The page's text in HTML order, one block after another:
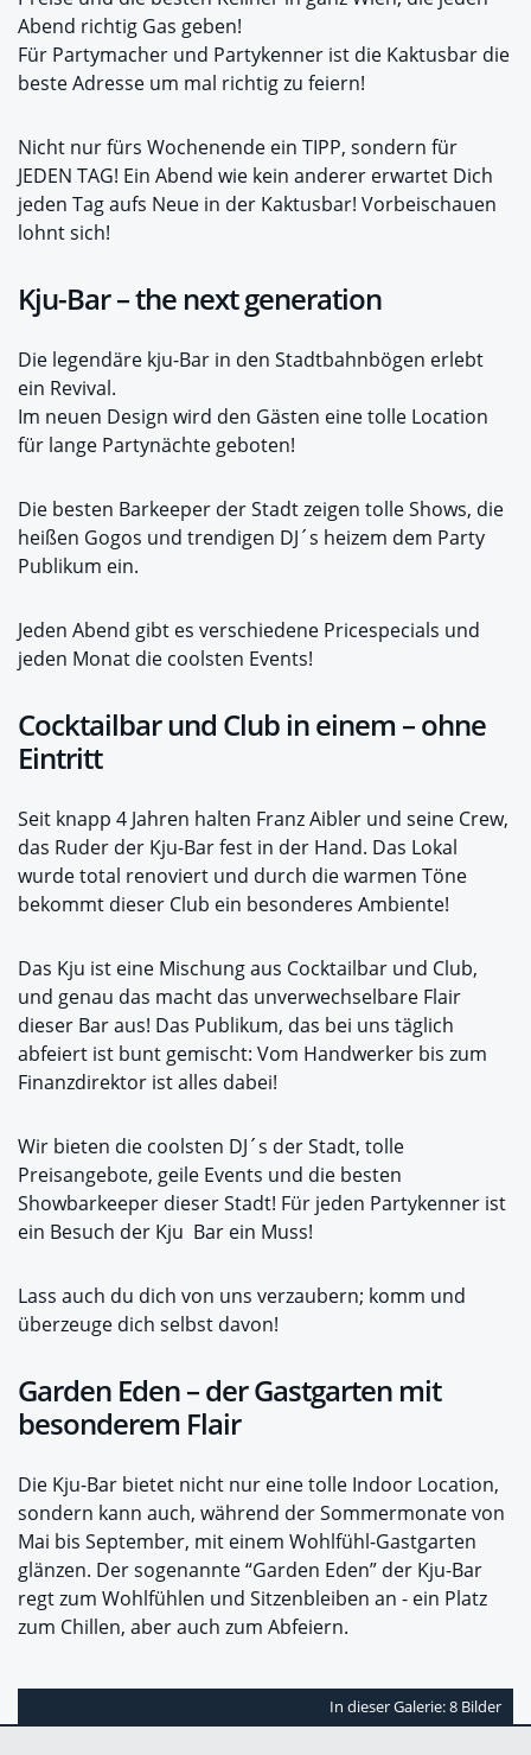
Abend richtig Gas geben!
Für Partymacher und Partykenner ist die Kaktusbar die
beste Adresse um mal richtig zu feiern!
Nicht nur fürs Wochenende ein TIPP, sondern für
JEDEN TAG! Ein Abend wie kein anderer erwartet Dich
jeden Tag aufs Neue in der Kaktusbar! Vorbeischauen
lohnt sich!
Kju-Bar – the next generation
Die legendäre kju-Bar in den Stadtbahnbögen erlebt
ein Revival.
Im neuen Design wird den Gästen eine tolle Location
für lange Partynächte geboten!
Die besten Barkeeper der Stadt zeigen tolle Shows, die
heißen Gogos und trendigen DJ´s heizem dem Party
Publikum ein.
Jeden Abend gibt es verschiedene Pricespecials und
jeden Monat die coolsten Events!
Cocktailbar und Club in einem – ohne
Eintritt
Seit knapp 4 Jahren halten Franz Aibler und seine Crew,
das Ruder der Kju-Bar fest in der Hand. Das Lokal
wurde total renoviert und durch die warmen Töne
bekommt dieser Club ein besonderes Ambiente!
Das Kju ist eine Mischung aus Cocktailbar und Club,
und genau das macht das unverwechselbare Flair
dieser Bar aus! Das Publikum, das bei uns täglich
abfeiert ist bunt gemischt: Vom Handwerker bis zum
Finanzdirektor ist alles dabei!
Wir bieten die coolsten DJ´s der Stadt, tolle
Preisangebote, geile Events und die besten
Showbarkeeper dieser Stadt! Für jeden Partykenner ist
ein Besuch der Kju Bar ein Muss!
Lass auch du dich von uns verzaubern; komm und
überzeuge dich selbst davon!
Garden Eden – der Gastgarten mit
besonderem Flair
Die Kju-Bar bietet nicht nur eine tolle Indoor Location,
sondern kann auch, während der Sommermonate von
Mai bis September, mit einem Wohlfühl-Gastgarten
glänzen. Der sogenannte “Garden Eden” der Kju-Bar
regt zum Wohlfühlen und Sitzenbleiben an - ein Platz
zum Chillen, aber auch zum Abfeiern.
In dieser Galerie: 8 Bilder